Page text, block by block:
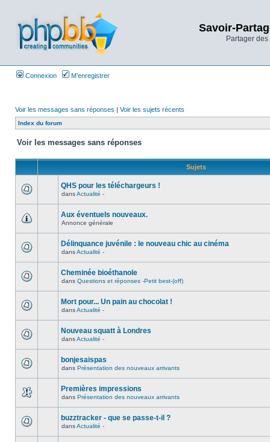
Savoir-
Partager
Connexion M’enregistrer
Voir les messages sans réponses | Voir les sujets récents
Index du forum
Voir les messages sans réponses
Sujets
QHS pour les téléchargeurs !
dansActualité -
Aux éventuels nouveaux.
Annonce générale
Délinquance juvénile : le nouveau chic au cinéma
dansActualité -
Cheminée bioéthanole
dans Questions et réponses -Petit best-(off)
Mort pour... Un pain au chocolat !
dansActualité -
Nouveau squatt à Londres
dansActualité -
bonjesaispas
dans Présentation des nouveaux arrivants
Premières impressions
dans Présentation des nouveaux arrivants
buzztracker - que se passe-t-il ?
dansActualité -